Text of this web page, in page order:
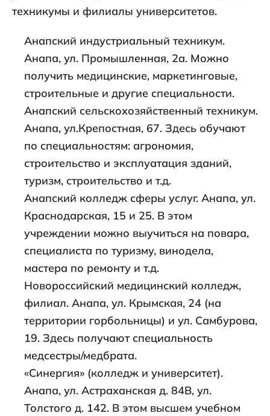
техникумы и филиалы университетов.
Анапский индустриальный техникум.
Анапа, ул. Промышленная, 2а. Можно
получить медицинские, маркетинговые,
строительные и другие специальности.
Анапский сельскохозяйственный техникум.
Анапа, ул.Крепостная, 67. Здесь обучают
по специальностям: агрономия,
строительство и эксплуатация зданий,
туризм, строительство и т.д.
Анапский колледж сферы услуг. Анапа, ул.
Краснодарская, 15 и 25. В этом
учреждении можно выучиться на повара,
специалиста по туризму, винодела,
мастера по ремонту и т.д.
Новороссийский медицинский колледж,
филиал. Анапа, ул. Крымская, 24 (на
территории горбольницы) и ул. Самбурова,
19. Здесь получают специальность
медсестры/медбрата.
«Синергия» (колледж и университет).
Анапа, ул. Астраханская д. 84В, ул.
Толстого д. 142. В этом высшем учебном